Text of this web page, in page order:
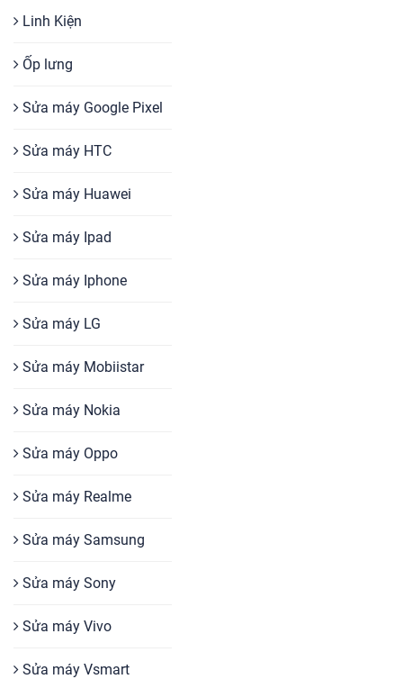
Linh Kiện
Ốp lưng
Sửa máy Google Pixel
Sửa máy HTC
Sửa máy Huawei
Sửa máy Ipad
Sửa máy Iphone
Sửa máy LG
Sửa máy Mobiistar
Sửa máy Nokia
Sửa máy Oppo
Sửa máy Realme
Sửa máy Samsung
Sửa máy Sony
Sửa máy Vivo
Sửa máy Vsmart